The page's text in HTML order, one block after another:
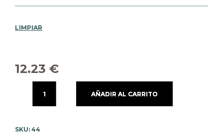
LIMPIAR
12.23 €
AÑADIR AL CARRITO
SKU: 44